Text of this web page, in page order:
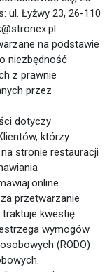
ul. Łyżwy 23, 26-110
na podstawie
niezbędność
z prawnie
przez
dotyczy
którzy
stronie restauracji
przetwarzanie
kwestię
wymogów
(RODO)